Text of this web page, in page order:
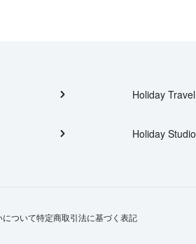
Holiday Travel
Holiday Studio
ついて特定商取引法に基づく表記